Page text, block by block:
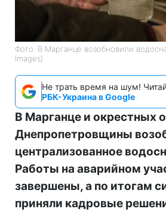
Фото: В Марганце возобновили
Images)
Не трать время на шум!
РБК-Украина в Google
В Марганце и окрестных
Днепропетровщины
централизованное
Работы на аварийном
завершены, а по итогам
приняли кадровые